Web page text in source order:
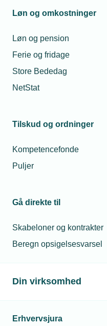
Løn og omkostninger
Løn og pension
Ferie og fridage
Store Bededag
NetStat
Tilskud og ordninger
Kompetencefonde
Puljer
Gå direkte til
Skabeloner og kontrakter
Beregn opsigelsesvarsel
Din virksomhed
Erhvervsjura
16. jul. 2026